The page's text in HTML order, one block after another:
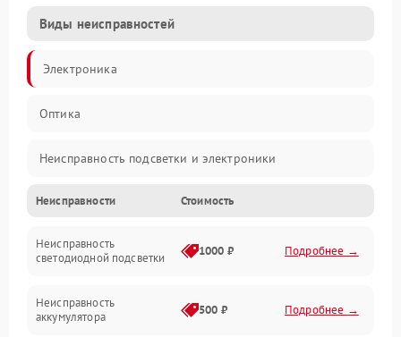
Виды неисправностей
Электроника
Оптика
Неисправность подсветки и электроники
Неисправность изображения
Электропитание
Неисправности Стоимость
Неисправность
светодиодной подсветки
1000 ₽ Подробнее →
Неисправность
аккумулятора
500 ₽ Подробнее →